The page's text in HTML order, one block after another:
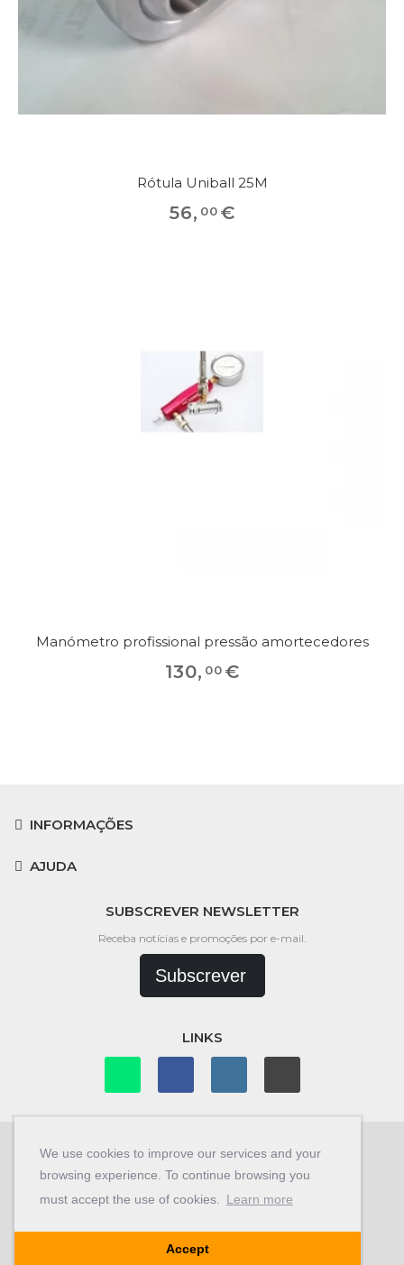
We use cookies to improve our services and your
browsing experience. To continue browsing you
must accept the use of cookies.
Learn more
Accept
Rótula Uniball 25M
56, 00 €
Manómetro profissional pressão amortecedores
130, 00 €
INFORMAÇÕES
AJUDA
SUBSCREVER NEWSLETTER
Receba notícias e promoções por e-mail.
Subscrever
LINKS